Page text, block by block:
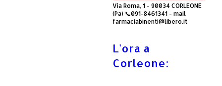
Via Roma, 1 - 90034 CORLEONE
(Pa) 📞091-8461341 - mail
farmaciabinenti@libero.it
L'ora a
Corleone: